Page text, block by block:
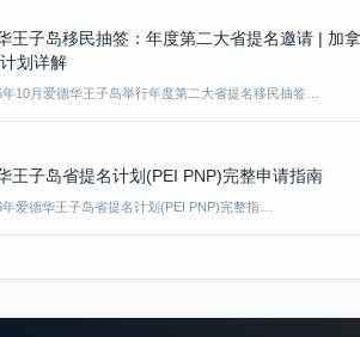
王子岛移民抽签：年度第二大省提名邀请 | 加拿
划详解
年10月爱德华王子岛举行年度第二大省提名移民抽签…
王子岛省提名计划(PEI PNP)完整申请指南
年爱德华王子岛省提名计划(PEI PNP)完整指…